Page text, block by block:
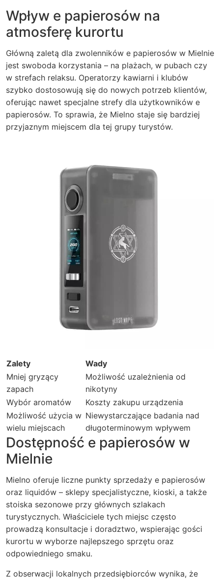
Wpływ e papierosów na
atmosferę kurortu
Główną zaletą dla zwolenników e papierosów w Mielnie
jest swoboda korzystania – na plażach, w pubach czy
w strefach relaksu. Operatorzy kawiarni i klubów
szybko dostosowują się do nowych potrzeb klientów,
oferując nawet specjalne strefy dla użytkowników e
papierosów. To sprawia, że Mielno staje się bardziej
przyjaznym miejscem dla tej grupy turystów.
Zalety
Wady
Mniej gryzący
zapach
Możliwość uzależnienia od
nikotyny
Wybór aromatów
Koszty zakupu urządzenia
Możliwość użycia w
wielu miejscach
Niewystarczające badania nad
długoterminowym wpływem
Dostępność e papierosów w
Mielnie
Mielno oferuje liczne punkty sprzedaży e papierosów
oraz liquidów – sklepy specjalistyczne, kioski, a także
stoiska sezonowe przy głównych szlakach
turystycznych. Właściciele tych miejsc często
prowadzą konsultacje i doradztwo, wspierając gości
kurortu w wyborze najlepszego sprzętu oraz
odpowiedniego smaku.
Z obserwacji lokalnych przedsiębiorców wynika, że